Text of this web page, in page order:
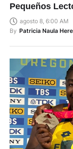
Pequeños
agosto 8, 6:00 AM
By Patricia Naula